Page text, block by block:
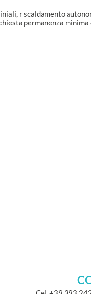
riscaldamento
permanenza minima